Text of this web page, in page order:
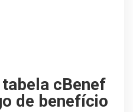
cBenef
de benefício